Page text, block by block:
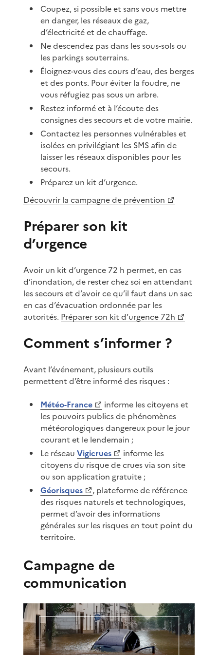
Coupez, si possible et sans vous mettre
en danger, les réseaux de gaz,
d’électricité et de chauffage.
Ne descendez pas dans les sous-sols ou
les parkings souterrains.
Éloignez-vous des cours d’eau, des berges
et des ponts. Pour éviter la foudre, ne
vous réfugiez pas sous un arbre.
Restez informé et à l’écoute des
consignes des secours et de votre mairie.
Contactez les personnes vulnérables et
isolées en privilégiant les SMS afin de
laisser les réseaux disponibles pour les
secours.
Préparez un kit d’urgence.
Découvrir la campagne de prévention
Préparer son kit
d’urgence
Avoir un kit d’urgence 72 h permet, en cas
d’inondation, de rester chez soi en attendant
les secours et d’avoir ce qu’il faut dans un sac
en cas d’évacuation ordonnée par les
autorités. Préparer son kit d’urgence 72h
Comment s’informer ?
Avant l’événement, plusieurs outils
permettent d’être informé des risques :
Météo-France
informe les citoyens et
les pouvoirs publics de phénomènes
météorologiques dangereux pour le jour
courant et le lendemain ;
Le réseauVigicrues
informe les
citoyens du risque de crues via son site
ou son application gratuite ;
Géorisques
, plateforme de référence
des risques naturels et technologiques,
permet d’avoir des informations
générales sur les risques en tout point du
territoire.
Campagne de
communication